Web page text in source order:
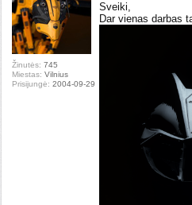
Žinutės: 745
Miestas: Vilnius
Prisijungė: 2004-09-29
Sveiki,
Dar vienas darbas